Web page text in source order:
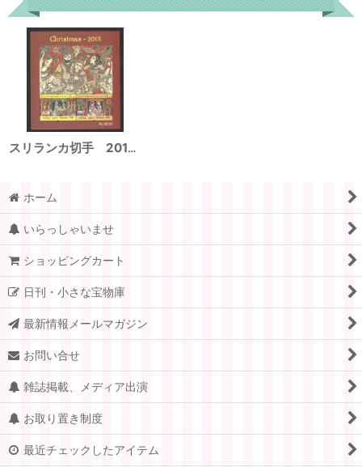
スリランカ切手 2018年 クリスマス 2種
ホーム
いらっしゃいませ
ショッピングカート
日刊・小さな宝物庫
最新情報メールマガジン
お問い合せ
雑誌掲載、メディア出演
お取り置き制度
最近チェックしたアイテム